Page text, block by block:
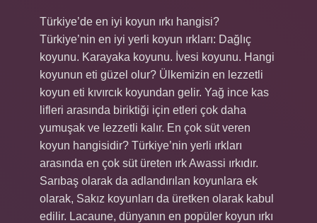
Türkiye’de en iyi koyun ırkı hangisi?
Türkiye’nin en iyi yerli koyun ırkları: Dağlıç
koyunu. Karayaka koyunu. İvesi koyunu. Hangi
koyunun eti güzel olur? Ülkemizin en lezzetli
koyun eti kıvırcık koyundan gelir. Yağ ince kas
lifleri arasında biriktiği için etleri çok daha
yumuşak ve lezzetli kalır. En çok süt veren
koyun hangisidir? Türkiye’nin yerli ırkları
arasında en çok süt üreten ırk Awassi ırkıdır.
Sarıbaş olarak da adlandırılan koyunlara ek
olarak, Sakız koyunları da üretken olarak kabul
edilir. Lacaune, dünyanın en popüler koyun ırkı